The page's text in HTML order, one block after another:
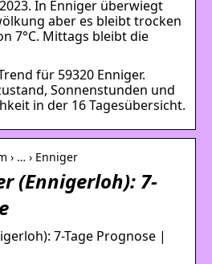
In Enniger überwiegt
aber es bleibt trocken
7°C. Mittags bleibt die
für 59320 Enniger.
Sonnenstunden und
in der 16 Tagesübersicht.
› … › Enniger
(Ennigerloh): 7-
7-Tage Prognose |